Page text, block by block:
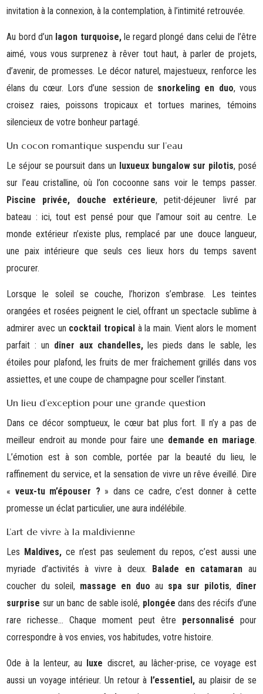
invitation à la connexion, à la contemplation, à l’intimité retrouvée.
Au bord d’un lagon turquoise,le regard plongé dans celui de l’être
aimé, vous vous surprenez à rêver tout haut, à parler de projets,
d’avenir, de promesses. Le décor naturel, majestueux, renforce les
élans du cœur. Lors d’une session de snorkeling en duo, vous
croisez raies, poissons tropicaux et tortues marines, témoins
silencieux de votre bonheur partagé.
Un cocon romantique suspendu sur l’eau
Le séjour se poursuit dans un luxueux bungalow sur pilotis, posé
sur l’eau cristalline, où l’on cocoonne sans voir le temps passer.
Piscine privée,
douche extérieure, petit-déjeuner livré par
bateau : ici, tout est pensé pour que l’amour soit au centre. Le
monde extérieur n’existe plus, remplacé par une douce langueur,
une paix intérieure que seuls ces lieux hors du temps savent
procurer.
Lorsque le soleil se couche, l’horizon s’embrase. Les teintes
orangées et rosées peignent le ciel, offrant un spectacle sublime à
admirer avec un cocktail tropicalà la main. Vient alors le moment
parfait : un dîner aux chandelles,les pieds dans le sable, les
étoiles pour plafond, les fruits de mer fraîchement grillés dans vos
assiettes, et une coupe de champagne pour sceller l’instant.
Un lieu d’exception pour une grande question
Dans ce décor somptueux, le cœur bat plus fort. Il n’y a pas de
meilleur endroit au monde pour faire une demande en mariage.
L’émotion est à son comble, portée par la beauté du lieu, le
raffinement du service, et la sensation de vivre un rêve éveillé. Dire
« veux-tu m’épouser ?» dans ce cadre, c’est donner à cette
promesse un éclat particulier, une aura indélébile.
L’art de vivre à la maldivienne
Les Maldives, ce n’est pas seulement du repos, c’est aussi une
myriade d’activités à vivre à deux. Balade en catamaran au
coucher du soleil, massage en duo au spa sur pilotis, dîner
surprise sur un banc de sable isolé, plongée dans des récifs d’une
rare richesse… Chaque moment peut être personnalisé pour
correspondre à vos envies, vos habitudes, votre histoire.
Ode à la lenteur, au luxe discret, au lâcher-prise, ce voyage est
aussi un voyage intérieur. Un retour à l’essentiel, au plaisir de se